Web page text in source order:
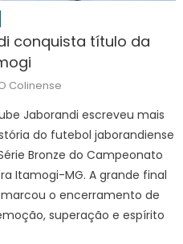
conquista título da
Colinense
Jaborandi escreveu mais
do futebol jaborandiense
Bronze do Campeonato
Itamogi-MG. A grande final
o encerramento de
superação e espírito